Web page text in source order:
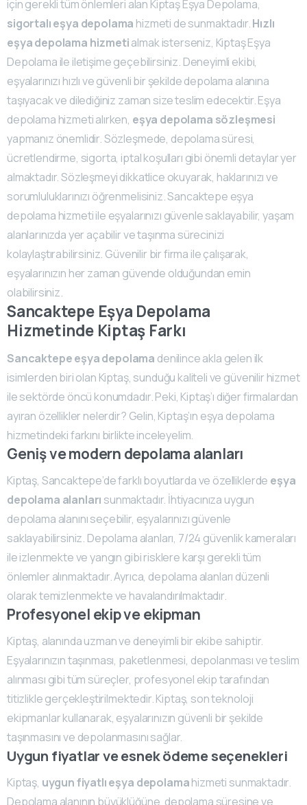
için gerekli tüm önlemleri alan Kiptaş Eşya Depolama,
sigortalı eşya depolama hizmeti de sunmaktadır.Hızlı
eşya depolama hizmetialmak isterseniz, Kiptaş Eşya
Depolama ile iletişime geçebilirsiniz. Deneyimli ekibi,
eşyalarınızı hızlı ve güvenli bir şekilde depolama alanına
taşıyacak ve dilediğiniz zaman size teslim edecektir. Eşya
depolama hizmeti alırken, eşya depolama sözleşmesi
yapmanız önemlidir. Sözleşmede, depolama süresi,
ücretlendirme, sigorta, iptal koşulları gibi önemli detaylar yer
almaktadır. Sözleşmeyi dikkatlice okuyarak, haklarınızı ve
sorumluluklarınızı öğrenmelisiniz. Sancaktepe eşya
depolama hizmeti ile eşyalarınızı güvenle saklayabilir, yaşam
alanlarınızda yer açabilir ve taşınma sürecinizi
kolaylaştırabilirsiniz. Güvenilir bir firma ile çalışarak,
eşyalarınızın her zaman güvende olduğundan emin
olabilirsiniz.
Sancaktepe Eşya Depolama
Hizmetinde Kiptaş Farkı
Sancaktepe eşya depolama denilince akla gelen ilk
isimlerden biri olan Kiptaş, sunduğu kaliteli ve güvenilir hizmet
ile sektörde öncü konumdadır. Peki, Kiptaş’ı diğer firmalardan
ayıran özellikler nelerdir? Gelin, Kiptaş’ın eşya depolama
hizmetindeki farkını birlikte inceleyelim.
Geniş ve modern depolama alanları
Kiptaş, Sancaktepe’de farklı boyutlarda ve özelliklerde eşya
depolama alanları sunmaktadır. İhtiyacınıza uygun
depolama alanını seçebilir, eşyalarınızı güvenle
saklayabilirsiniz. Depolama alanları, 7/24 güvenlik kameraları
ile izlenmekte ve yangın gibi risklere karşı gerekli tüm
önlemler alınmaktadır. Ayrıca, depolama alanları düzenli
olarak temizlenmekte ve havalandırılmaktadır.
Profesyonel ekip ve ekipman
Kiptaş, alanında uzman ve deneyimli bir ekibe sahiptir.
Eşyalarınızın taşınması, paketlenmesi, depolanması ve teslim
alınması gibi tüm süreçler, profesyonel ekip tarafından
titizlikle gerçekleştirilmektedir. Kiptaş, son teknoloji
ekipmanlar kullanarak, eşyalarınızın güvenli bir şekilde
taşınmasını ve depolanmasını sağlar.
Uygun fiyatlar ve esnek ödeme seçenekleri
Kiptaş, uygun fiyatlı eşya depolamahizmeti sunmaktadır.
Depolama alanının büyüklüğüne, depolama süresine ve